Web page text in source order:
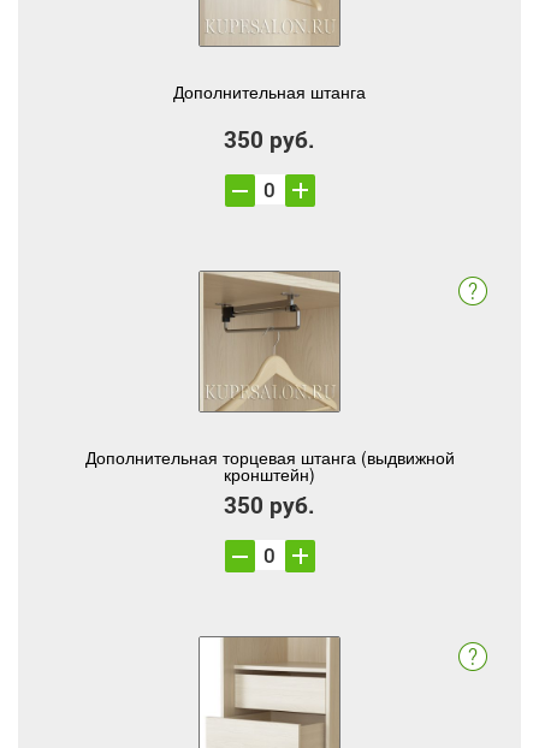
Дополнительная штанга
350 руб.
Дополнительная торцевая штанга (выдвижной
кронштейн)
350 руб.